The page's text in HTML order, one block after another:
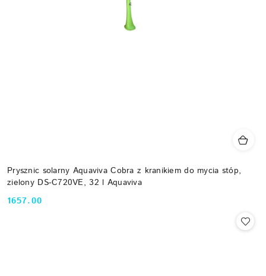
Prysznic solarny Aquaviva Cobra z kranikiem do mycia stóp,
zielony DS-C720VE, 32 l Aquaviva
Cena:
1657.00